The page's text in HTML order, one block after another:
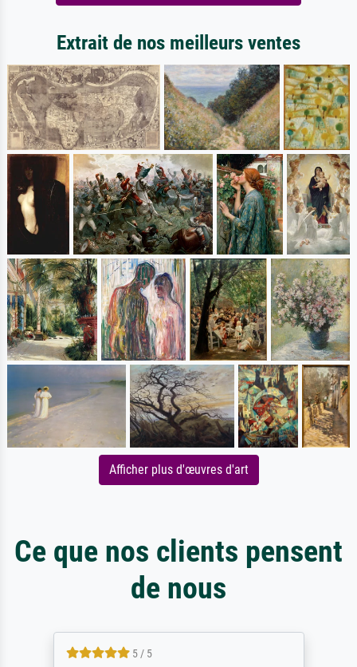
Extrait de nos meilleurs ventes
Afficher plus d'œuvres d'art
Ce que nos clients pensent
de nous
5 / 5